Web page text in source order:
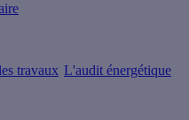
travaux L'audit énergétique